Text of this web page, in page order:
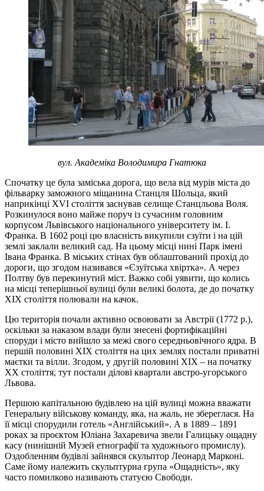
вул. Академіка Володимира Гнатюка
Спочатку це була заміська дорога, що вела від мурів міста до
фільварку заможного міщанина Станцля Шольца, який
наприкінці XVI століття заснував селище Станцльова Воля.
Розкинулося воно майже поруч із сучасним головним
корпусом Львівського національного університету ім. І.
Франка. В 1602 році цю власність викупили єзуїти і на цій
землі заклали великий сад. На цьому місці нині Парк імені
Івана Франка. В міських стінах був облаштований прохід до
дороги, що згодом називався «Єзуїтська хвіртка». А через
Полтву був перекинутий міст. Важко собі уявити, що колись
на місці теперішньої вулиці були великі болота, де до початку
XIX століття полювали на качок.
Цю територія почали активно освоювати за Австрії (1772 р.),
оскільки за наказом влади були знесені фортифікаційні
споруди і місто вийшло за межі свого середньовічного ядра. В
першій половині XIX століття на цих землях постали приватні
маєтки та вілли. Згодом, у другій половині XIX – на початку
ХХ століття, тут постали ділові квартали австро-угорського
Львова.
Першою капітальною будівлею на цій вулиці можна вважати
Генеральну військову команду, яка, на жаль, не збереглася. На
її місці спорудили готель «Англійський». А в 1889 – 1891
роках за проєктом Юліана Захаревича звели Галицьку ощадну
касу (нинішній Музей етнографії та художнього промислу).
Оздобленням будівлі зайнявся скульптор Леонард Марконі.
Саме йому належить скульптурна група «Ощадність», яку
часто помилково називають статуєю Свободи.